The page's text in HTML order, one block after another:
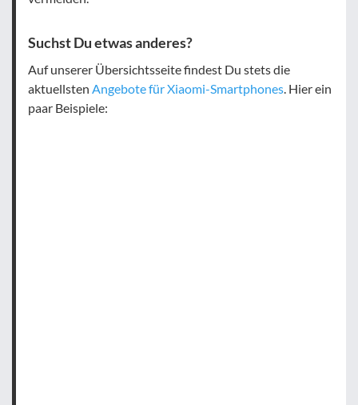
Suchst Du etwas anderes?
Auf unserer Übersichtsseite findest Du stets die
aktuellsten Angebote für Xiaomi-Smartphones. Hier ein
paar Beispiele: